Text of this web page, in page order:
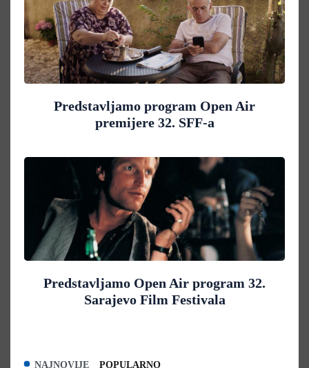
Predstavljamo program Open Air
premijere 32. SFF-a
Predstavljamo Open Air program 32.
Sarajevo Film Festivala
NAJNOVIJE POPULARNO